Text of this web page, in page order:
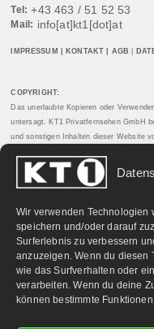
Wir verwenden Technologien
speichern und/oder darauf
Surferlebnis zu verbessern
anzuzeigen. Wenn du diesen
wie das Surfverhalten oder
verarbeiten. Wenn du deine
können bestimmte
Tel: +43 463 / 51 52 53
Mail: info[at]kt1[dot]at
IMPRESSUM KONTAKT AGB
COPYRIGHT:
Das unerlaubte Kopieren oder
untersagt. KT1 Privatfernsehen GmbH
und sonstigen Inhalten dieser Website
PARTNERLINKS: